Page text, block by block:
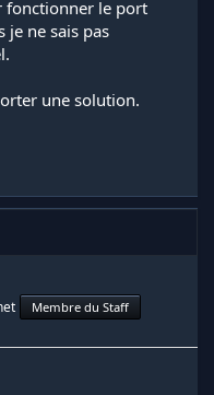
fonctionner le port
ne sais pas
une solution.
Membre du Staff